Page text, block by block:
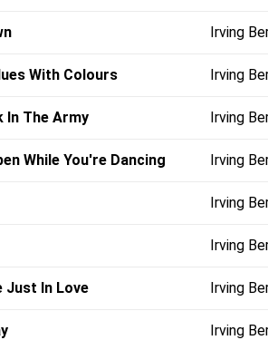
Irving
With Colours Irving
In The Army Irving
While You're Dancing Irving
Irving
Irving
Just In Love Irving
Irving